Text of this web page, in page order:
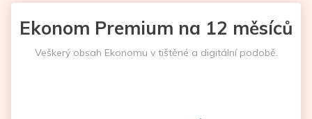
Ekonom Premium na 12 měsíců
Veškerý obsah Ekonomu v tištěné a digitální podobě.